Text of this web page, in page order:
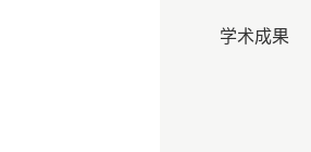
学术成果